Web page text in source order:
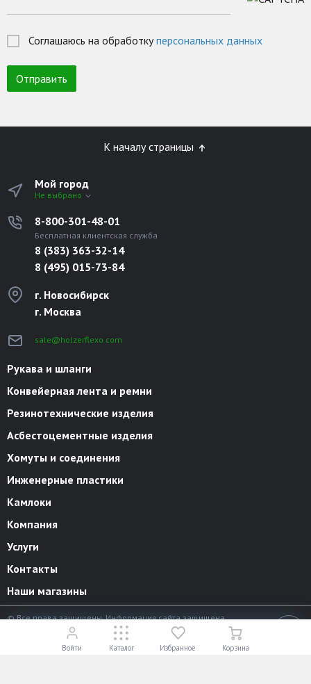
Соглашаюсь на обработкуперсональных данных
К началу страницы
Мой город
Не выбрано
8-800-301-48-01
Бесплатная клиентская служба
8 (383) 363-32-14
8 (495) 015-73-84
г. Новосибирск
г. Москва
sale@holzerflexo.com
Рукава и шланги
Конвейерная лента и ремни
Резинотехнические изделия
Асбестоцементные изделия
Хомуты и соединения
Инженерные пластики
Камлоки
Компания
Услуги
Контакты
Наши магазины
© Все права защищены. Информация сайта защищена
законом об авторских правах.
Разработано в «АЛЬФА Системс»
Войти Каталог Избранное Корзина